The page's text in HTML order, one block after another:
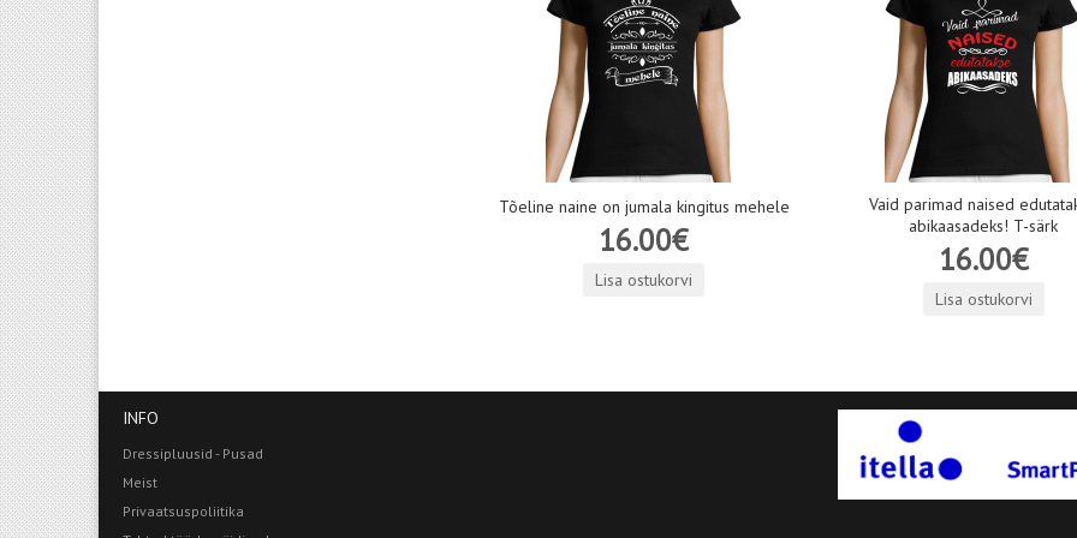
Tõeline naine on jumala kingitus mehele
16.00€
Lisa ostukorvi
Vaid parimad naised
abikaasadeks! T-särk
16.00€
Lisa ostukorvi
INFO
Dressipluusid - Pusad
Meist
Privaatsuspoliitika